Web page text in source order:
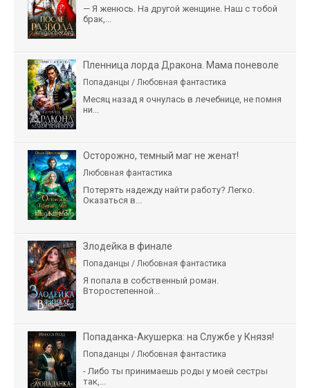
— Я женюсь. На другой женщине. Наш с тобой
брак,...
Пленница лорда Дракона. Мама поневоле
Попаданцы / Любовная фантастика
Месяц назад я очнулась в лечебнице, не помня
ни...
Осторожно, темный маг не женат!
Любовная фантастика
Потерять надежду найти работу? Легко.
Оказаться в...
Злодейка в финале
Попаданцы / Любовная фантастика
Я попала в собственный роман.
Второстепенной...
Попаданка-Акушерка: на Службе у Князя!
Попаданцы / Любовная фантастика
- Либо ты принимаешь роды у моей сестры
так,...